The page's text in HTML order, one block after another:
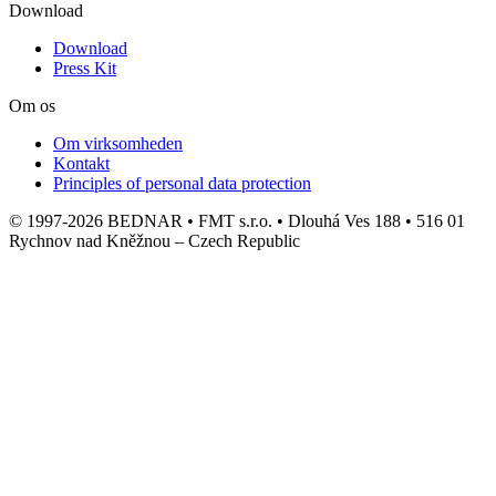
Download
Download
Press Kit
Om os
Om virksomheden
Kontakt
Principles of personal data protection
© 1997-2026 BEDNAR • FMT s.r.o. • Dlouhá Ves 188 • 516 01
Rychnov nad Kněžnou – Czech Republic